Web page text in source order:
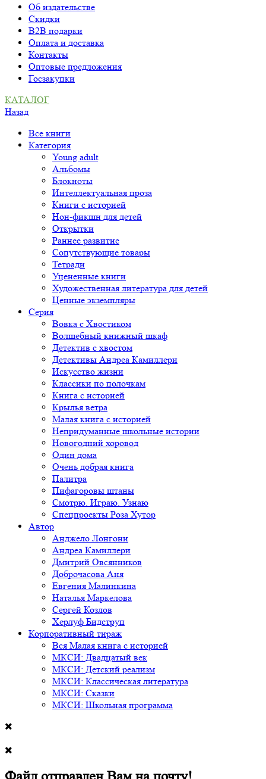
Об издательстве
Скидки
B2B подарки
Оплата и доставка
Контакты
Оптовые предложения
Госзакупки
КАТАЛОГ
Назад
Все книги
Категория
Young adult
Альбомы
Блокноты
Интеллектуальная проза
Книги с историей
Нон-фикшн для детей
Открытки
Раннее развитие
Сопутствующие товары
Тетради
Уцененные книги
Художественная литература для детей
Ценные экземпляры
Серия
Вовка с Хвостиком
Волшебный книжный шкаф
Детектив с хвостом
Детективы Андреа Камиллери
Искусство жизни
Классики по полочкам
Книга с историей
Крылья ветра
Малая книга с историей
Непридуманные школьные истории
Новогодний хоровод
Один дома
Очень добрая книга
Палитра
Пифагоровы штаны
Смотрю. Играю. Узнаю
Спецпроекты Роза Хутор
Автор
Анджело Лонгони
Андреа Камиллери
Дмитрий Овсянников
Доброчасова Аня
Евгения Малинкина
Наталья Маркелова
Сергей Козлов
Херлуф Бидструп
Корпоративный тираж
Вся Малая книга с историей
МКСИ: Двадцатый век
МКСИ: Детский реализм
МКСИ: Классическая литература
МКСИ: Сказки
МКСИ: Школьная программа